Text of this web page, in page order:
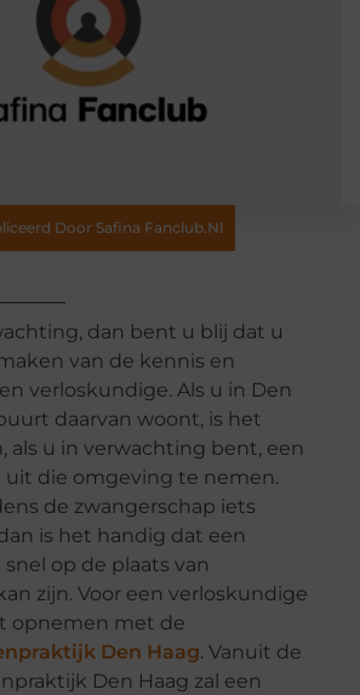
Door Safina Fanclub.nl
dan bent u blij dat u
van de kennis en
verloskundige. Als u in Den
daarvan woont, is het
als u in verwachting bent, een
uit die omgeving te nemen.
de zwangerschap iets
is het handig dat een
op de plaats van
zijn. Voor een verloskundige
opnemen met de
Den Haag. Vanuit de
Den Haag zal een